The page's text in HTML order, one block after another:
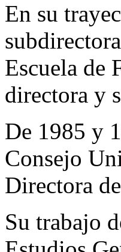
En su
Escuela de
directora y
De 1985 y
Consejo
Directora
Su trabajo